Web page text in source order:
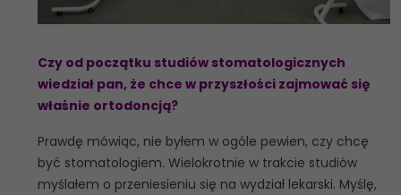
Czy od początku studiów stomatologicznych
wiedział pan, że chce w przyszłości zajmować się
właśnie ortodoncją?
Prawdę mówiąc, nie byłem w ogóle pewien, czy chcę
być stomatologiem. Wielokrotnie w trakcie studiów
myślałem o przeniesieniu się na wydział lekarski. Myślę,